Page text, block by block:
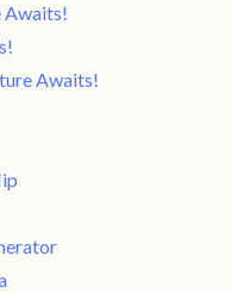
Awaits!
Awaits!